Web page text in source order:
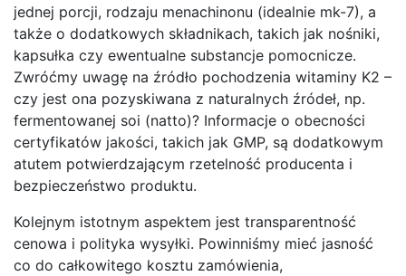
jednej porcji, rodzaju menachinonu (idealnie mk-7), a
także o dodatkowych składnikach, takich jak nośniki,
kapsułka czy ewentualne substancje pomocnicze.
Zwróćmy uwagę na źródło pochodzenia witaminy K2 –
czy jest ona pozyskiwana z naturalnych źródeł, np.
fermentowanej soi (natto)? Informacje o obecności
certyfikatów jakości, takich jak GMP, są dodatkowym
atutem potwierdzającym rzetelność producenta i
bezpieczeństwo produktu.
Kolejnym istotnym aspektem jest transparentność
cenowa i polityka wysyłki. Powinniśmy mieć jasność
co do całkowitego kosztu zamówienia,